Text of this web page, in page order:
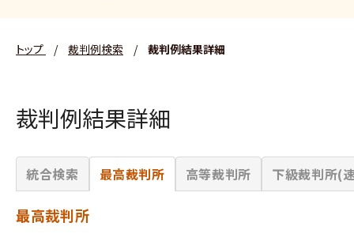
トップ / 裁判例検索 / 裁判例結果詳細
裁判例結果詳細
統合検索 最高裁判所 高等裁判所 下級裁判所(
最高裁判所